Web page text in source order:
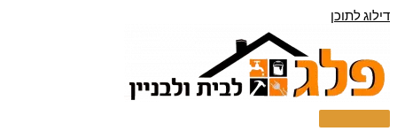
דילוג לתוכן